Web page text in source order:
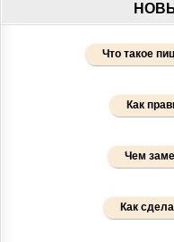
Что такое
Как
Чем
Как